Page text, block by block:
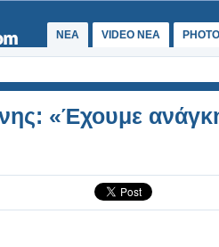
ΝΕΑ VIDEO NEA
«Έχουμε